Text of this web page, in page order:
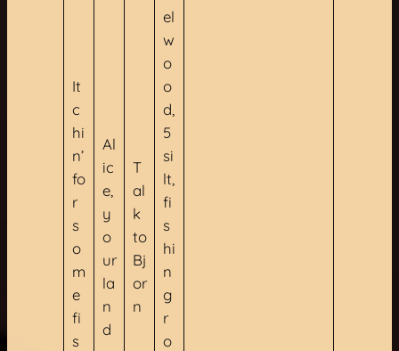
It
c
hi
n’
fo
r
s
o
m
e
fi
s
Al
ic
e,
y
o
ur
la
n
d
T
al
k
to
Bj
or
n
el
w
o
o
d,
5
si
lt,
fi
s
hi
n
g
r
o